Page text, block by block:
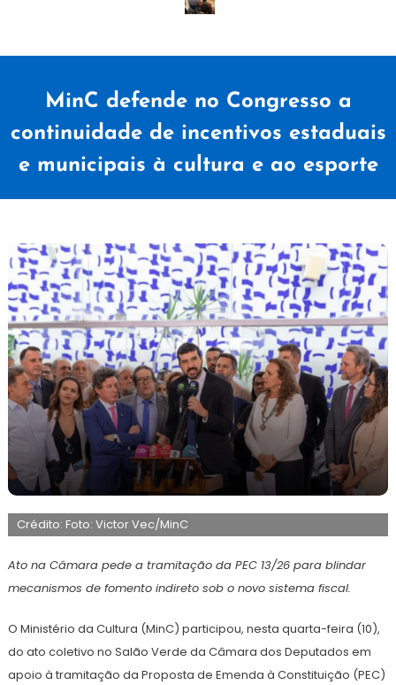
MinC defende no Congresso a
continuidade de incentivos estaduais
e municipais à cultura e ao esporte
11
junho
2026
Maurilio
Crédito: Foto: Victor Vec/MinC
Ato na Câmara pede a tramitação da PEC 13/26 para blindar
mecanismos de fomento indireto sob o novo sistema fiscal.
O Ministério da Cultura (MinC) participou, nesta quarta-feira (10),
do ato coletivo no Salão Verde da Câmara dos Deputados em
apoio à tramitação da Proposta de Emenda à Constituição (PEC)